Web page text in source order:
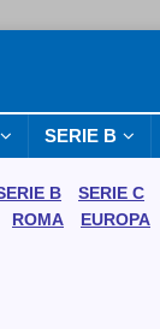
SERIE B
B SERIE C
ROMA EUROPA